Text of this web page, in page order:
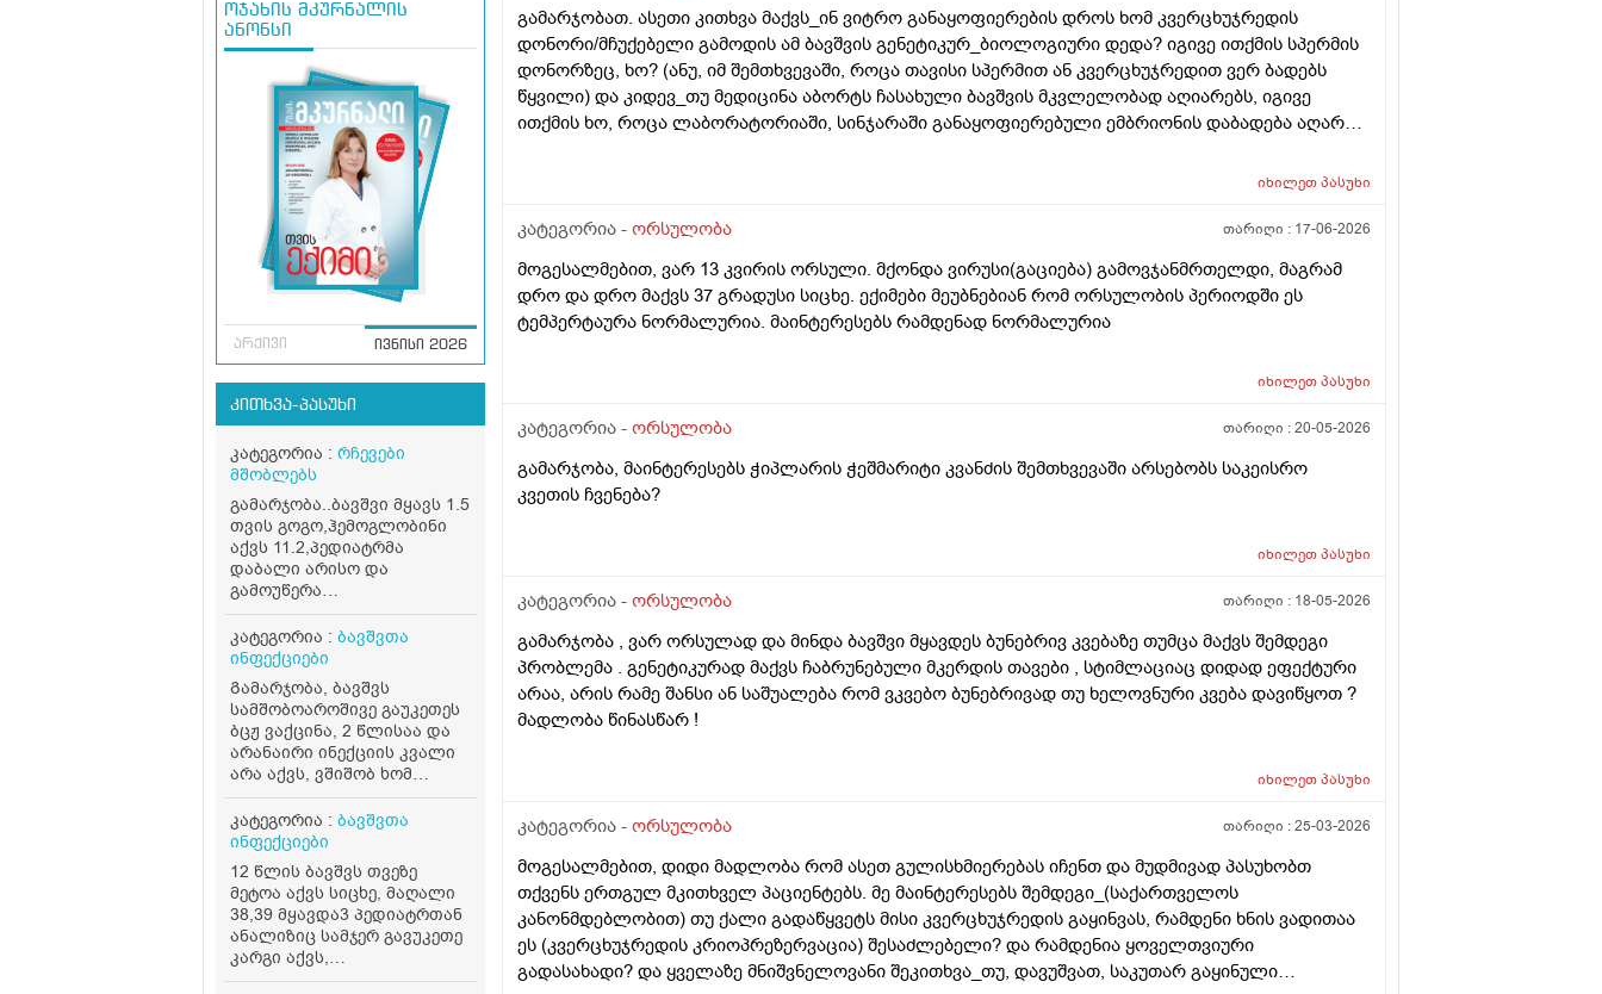
ოჯახის მკურნალის
ანონსი
არქივი ივნისი 2026
კითხვა-პასუხი
კატეგორია : რჩევები
მშობლებს
გამარჯობა..ბავშვი მყავს 1.5
თვის გოგო,ჰემოგლობინი
აქვს 11.2,პედიატრმა
დაბალი არისო და
გამოუწერა
ფერმულეკი,ასევე ხორცი
რაციონში ყოველდღე..ერთი
თვე ვასვი და გავუმეორე
11.1,კვლავ გაუგრძელეო
თქვა წამალი,4 დან 6
თვემდე მკურნალობენ ამ
წამლითო...ბავშვს
არუყვარს დალევა ხან.
სვავს ხან არა,..მართლა
დაბალია 11.1 მაჩვენებელი?
ვნერვიულობ
კატეგორია : ბავშვთა
ინფექციები
Გამარჯობა, ბავშვს
სამშობოაროშივე გაუკეთეს
ბცჟ ვაქცინა, 2 წლისაა და
არანაირი ინექციის კვალი
არა აქვს, ვშიშობ ხომ
ნამდვილად ჩაუტარეს?
კატეგორია : ბავშვთა
ინფექციები
12 წლის ბავშვს თვეზე
მეტოა აქვს სიცხე, მაღალი
38,39 მყავდა3 პედიატრთან
ანალიზიც სამჯერ გავუკეთე
კარგი აქვს,
მონონუკლეოზიც არ
გამარჯობათ. ასეთი კითხვა მაქვს_ინ ვიტრო განაყოფიერების დროს ხომ კვერცხუჯრედის
დონორი/მჩუქებელი გამოდის ამ ბავშვის გენეტიკურ_ბიოლოგიური დედა? იგივე ითქმის სპერმის
დონორზეც, ხო? (ანუ, იმ შემთხვევაში, როცა თავისი სპერმით ან კვერცხუჯრედით ვერ ბადებს
წყვილი) და კიდევ_თუ მედიცინა აბორტს ჩასახული ბავშვის მკვლელობად აღიარებს, იგივე
ითქმის ხო, როცა ლაბორატორიაში, სინჯარაში განაყოფიერებული ემბრიონის დაბადება აღარ
იხილეთპასუხი
კატეგორია - ორსულობა თარიღი : 17-06-2026
მოგესალმებით, ვარ 13 კვირის ორსული. მქონდა ვირუსი(გაციება) გამოვჯანმრთელდი, მაგრამ
დრო და დრო მაქვს 37 გრადუსი სიცხე. ექიმები მეუბნებიან რომ ორსულობის პერიოდში ეს
ტემპერტაურა ნორმალურია. მაინტერესებს რამდენად ნორმალურია
იხილეთპასუხი
კატეგორია - ორსულობა თარიღი :20-05-2026
გამარჯობა, მაინტერესებს ჭიპლარის ჭეშმარიტი კვანძის შემთხვევაში არსებობს საკეისრო
კვეთის ჩვენება?
იხილეთპასუხი
კატეგორია - ორსულობა თარიღი : 18-05-2026
გამარჯობა , ვარ ორსულად და მინდა ბავშვი მყავდეს ბუნებრივ კვებაზე თუმცა მაქვს შემდეგი
პრობლემა . გენეტიკურად მაქვს ჩაბრუნებული მკერდის თავები , სტიმლაციაც დიდად ეფექტური
არაა, არის რამე შანსი ან საშუალება რომ ვკვებო ბუნებრივად თუ ხელოვნური კვება დავიწყოთ ?
მადლობა წინასწარ !
იხილეთპასუხი
კატეგორია - ორსულობა თარიღი :25-03-2026
მოგესალმებით, დიდი მადლობა რომ ასეთ გულისხმიერებას იჩენთ და მუდმივად პასუხობთ
თქვენს ერთგულ მკითხველ პაციენტებს. მე მაინტერესებს შემდეგი_(საქართველოს
კანონმდებლობით) თუ ქალი გადაწყვეტს მისი კვერცხუჯრედის გაყინვას, რამდენი ხნის ვადითაა
ეს (კვერცხუჯრედის კრიოპრეზერვაცია) შესაძლებელი? და რამდენია ყოველთვიური
გადასახადი? და ყველაზე მნიშვნელოვანი შეკითხვა_თუ, დავუშვათ, საკუთარ გაყინული